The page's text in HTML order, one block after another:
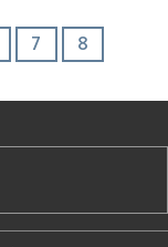
7 8